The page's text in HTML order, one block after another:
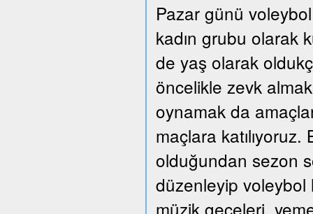
Pazar günü
kadın grubu olarak
de yaş olarak
öncelikle zevk
oynamak da
maçlara
olduğundan sezon
düzenleyip
müzik geceleri,